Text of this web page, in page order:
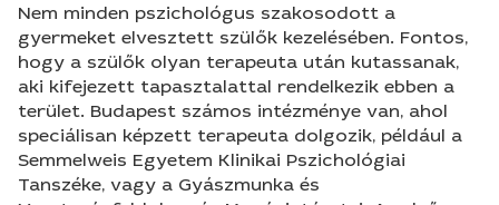
Nem minden pszichológus szakosodott a
gyermeket elvesztett szülők kezelésében. Fontos,
hogy a szülők olyan terapeuta után kutassanak,
aki kifejezett tapasztalattal rendelkezik ebben a
terület. Budapest számos intézménye van, ahol
speciálisan képzett terapeuta dolgozik, például a
Semmelweis Egyetem Klinikai Pszichológiai
Tanszéke, vagy a Gyászmunka és